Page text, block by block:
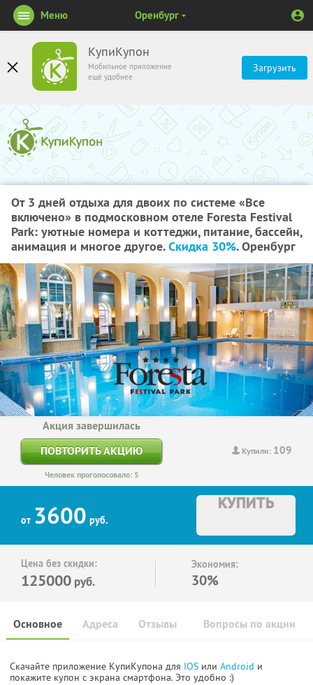
КупиКупон
Мобильное приложение
ещё удобнее
Загрузить
Меню Оренбург
От 3 дней отдыха для двоих по системе «Все
включено» в подмосковном отеле Foresta Festival
Park: уютные номера и коттеджи, питание, бассейн,
анимация и многое другое.Скидка 30%. Оренбург
Купили: 109
Акция завершилась
ПОВТОРИТЬ АКЦИЮ
Человек проголосовало: 5
от 3600 руб.
КУПИТЬ
Цена без скидки:
125000 руб.
Экономия:
30%
Основное Отзывы Вопросы по акции
Адреса
Скачайте приложение КупиКупона для IOS или Android и
покажите купон с экрана смартфона. Это удобно :)